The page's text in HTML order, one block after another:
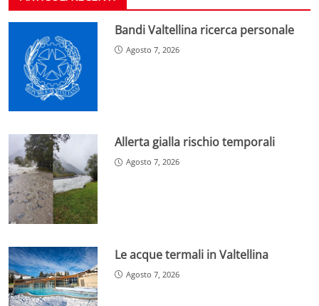
Bandi Valtellina ricerca personale
Agosto 7, 2026
Allerta gialla rischio temporali
Agosto 7, 2026
Le acque termali in Valtellina
Agosto 7, 2026